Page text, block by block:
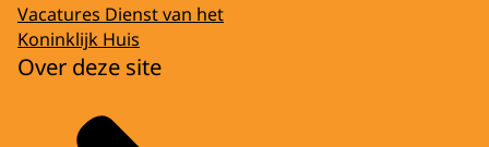
Vacatures Dienst van het
Koninklijk Huis
Over deze site